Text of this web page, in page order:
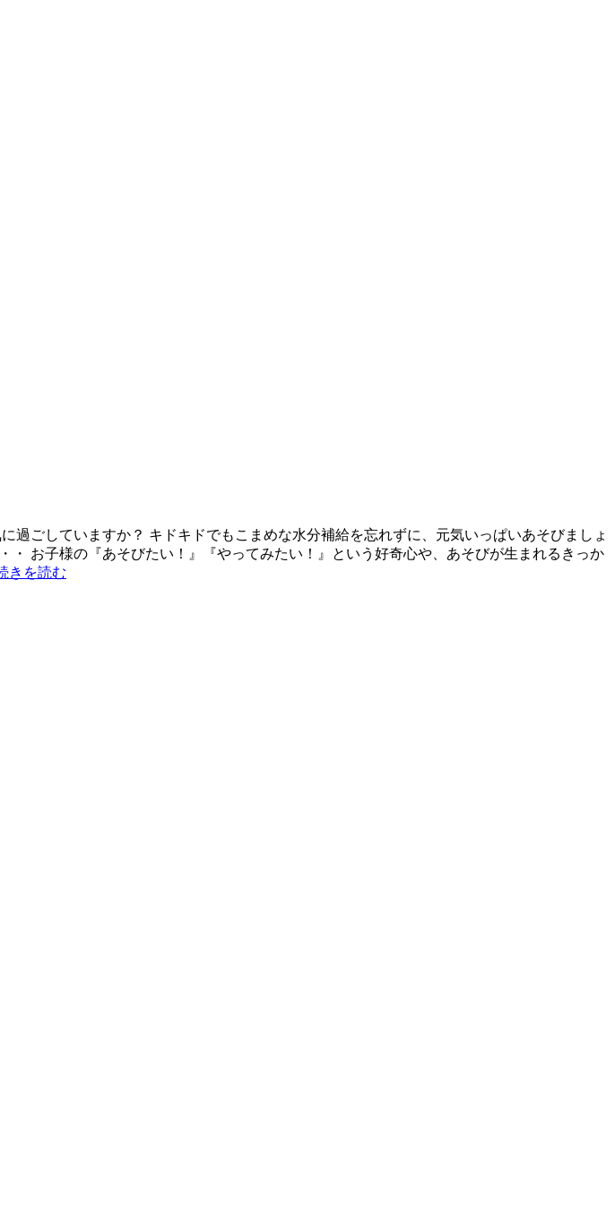
ごしていますか？ キドキドでもこまめな水分補給を忘れずに、元気いっぱいあそびましょ
お子様の『あそびたい！』『やってみたい！』という好奇心や、あそびが生まれるきっか
きを読む